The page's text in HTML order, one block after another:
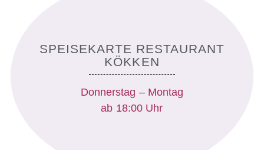
SPEISEKARTE RESTAURANT
KÖKKEN
Donnerstag – Montag
ab 18:00 Uhr